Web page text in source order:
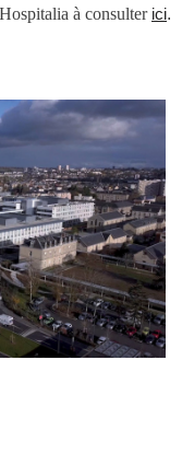
à consulter ici.